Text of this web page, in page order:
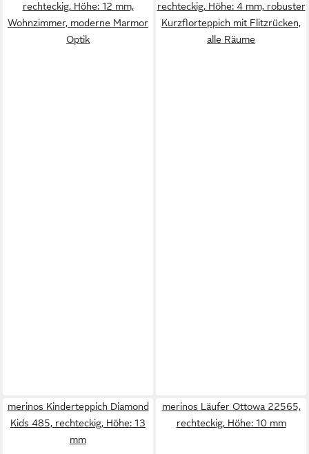
rechteckig, Höhe: 12 mm,
Wohnzimmer, moderne Marmor
Optik
rechteckig, Höhe: 4 mm, robuster
Kurzflorteppich mit Flitzrücken,
alle Räume
merinos Kinderteppich Diamond
Kids 485, rechteckig, Höhe: 13
mm
merinos Läufer Ottowa 22565,
rechteckig, Höhe: 10 mm